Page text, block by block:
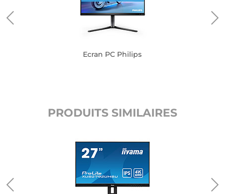
Ecran PC Philips
PRODUITS SIMILAIRES